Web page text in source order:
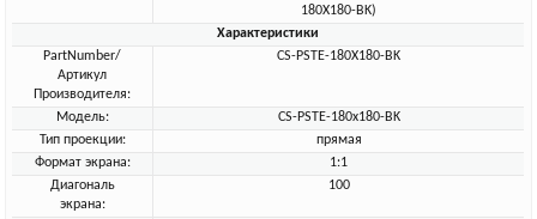
180X180-BK)
Характеристики
PartNumber/
Артикул
Производителя:
CS-PSTE-180X180-BK
Модель:
CS-PSTE-180x180-BK
Тип проекции:
прямая
Формат экрана:
1:1
Диагональ
экрана:
100